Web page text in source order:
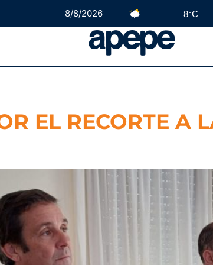
8/8/2026 8°C
EL RECORTE A